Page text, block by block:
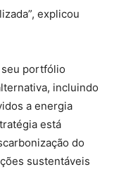
explicou
seu portfólio
incluindo
a energia
está
do
sustentáveis